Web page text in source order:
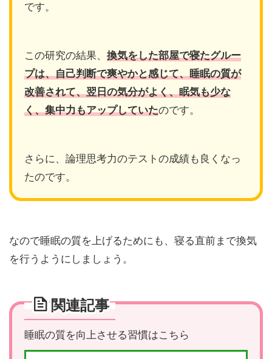
です。
この研究の結果、 換気をした部屋で寝たグルー
プは、自己判断で爽やかと感じて、睡眠の質が
改善されて、翌日の気分がよく、眠気も少な
く、集中力もアップしていたのです。
さらに、論理思考力のテストの成績も良くなっ
たのです。
なので睡眠の質を上げるためにも、寝る直前まで換気
を行うようにしましょう。
関連記事
睡眠の質を向上させる習慣はこちら